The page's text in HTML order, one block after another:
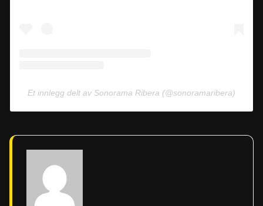
Et innlegg delt av Sonorama Ribera (@sonoramaribera)